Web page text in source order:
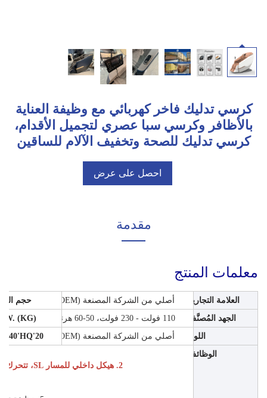
كرسي تدليك فاخر كهربائي مع وظيفة العناية
بالأظافر وكرسي سبا عصري لتجميل الأقدام،
كرسي تدليك للصحة وتخفيف الآلام للساقين
احصل على عرض
مقدمة
معلمات المنتج
العلامة التجارية أصلي من الشركة المصنعة (OEM)
حجم
الجهد المُصنَّف
110 فولت - 230 فولت، 50-60 هرتز
(KG)
اللون
أصلي من الشركة المصنعة (OEM)
20'FT/40'HQ (قطع)
الوظائف
2. هيكل داخلي للمسار SL، تتحرك العجلة من الرقبة إلى المقعد